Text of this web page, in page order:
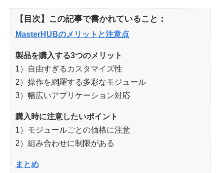
【目次】この記事で書かれていること：
MasterHUBのメリットと注意点
製品を購入する3つのメリット
1）自由すぎるカスタマイズ性
2）操作を網羅する多彩なモジュール
3）幅広いアプリケーション対応
購入時に注意したいポイント
1）モジュールごとの価格に注意
2）組み合わせに制限がある
まとめ